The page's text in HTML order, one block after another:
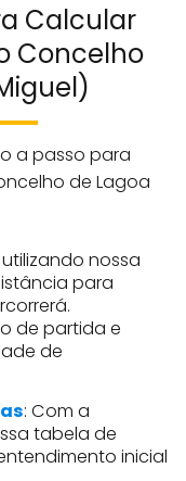
Calcular
Concelho
a passo para
de Lagoa
nossa
para
de partida e
de
: Com a
tabela de
inicial